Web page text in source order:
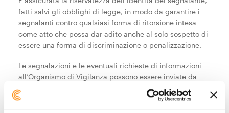
fatti salvi gli obblighi di legge, in modo da garantire i
segnalanti contro qualsiasi forma di ritorsione intesa
come atto che possa dar adito anche al solo sospetto di
essere una forma di discriminazione o penalizzazione.
Le segnalazioni e le eventuali richieste di informazioni
all’Organismo di Vigilanza possono essere inviate da
tutti gli stakeholder con la seguente modalità:
E-mail all’indirizzo:odv@cablotech.com;